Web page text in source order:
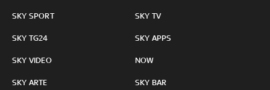
SKY SPORT
SKY TG24
SKY VIDEO
SKY ARTE
SKY TV
SKY APPS
NOW
SKY BAR